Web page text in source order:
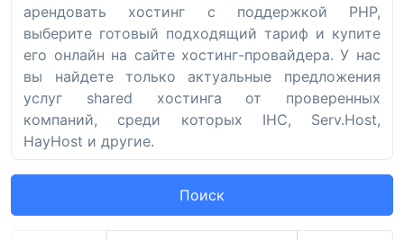
арендовать хостинг с поддержкой PHP,
выберите готовый подходящий тариф и купите
его онлайн на сайте хостинг-провайдера. У нас
вы найдете только актуальные предложения
услуг shared хостинга от проверенных
компаний, среди которых IHC, Serv.Host,
HayHost и другие.
Поиск